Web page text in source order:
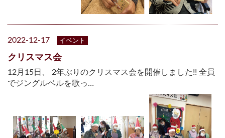
2022-12-17 イベント
クリスマス会
12月15日、 2年ぶりのクリスマス会を開催しました!! 全員
でジングルベルを歌っ…